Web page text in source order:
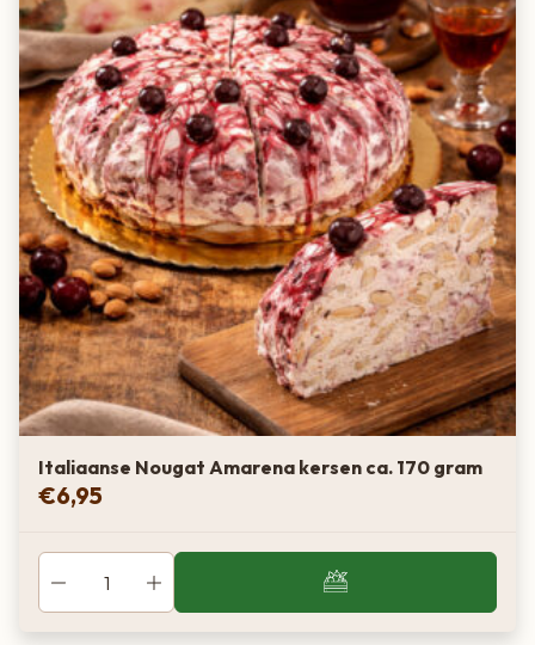
Italiaanse Nougat Amarena kersen ca. 170 gram
€6,95